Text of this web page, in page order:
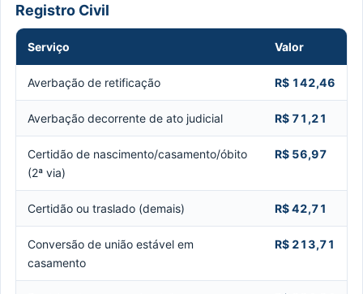
Registro Civil
Serviço Valor
Averbação de retificação R$ 142,46
Averbação decorrente de ato judicial R$ 71,21
Certidão de nascimento/casamento/óbito
(2ª via)
R$ 56,97
Certidão ou traslado (demais) R$ 42,71
Conversão de união estável em
casamento
R$ 213,71